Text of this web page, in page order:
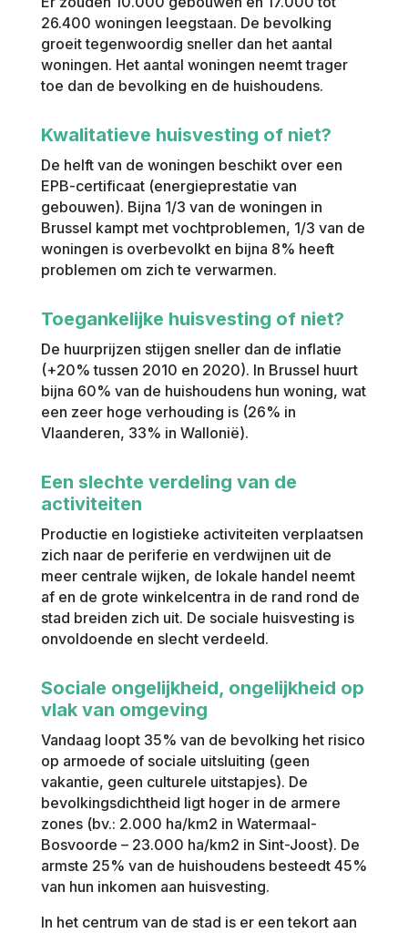
26.400 woningen leegstaan. De bevolking
groeit tegenwoordig sneller dan het aantal
woningen. Het aantal woningen neemt trager
toe dan de bevolking en de huishoudens.
Kwalitatieve huisvesting of niet?
De helft van de woningen beschikt over een
EPB-certificaat (energieprestatie van
gebouwen). Bijna 1/3 van de woningen in
Brussel kampt met vochtproblemen, 1/3 van de
woningen is overbevolkt en bijna 8% heeft
problemen om zich te verwarmen.
Toegankelijke huisvesting of niet?
De huurprijzen stijgen sneller dan de inflatie
(+20% tussen 2010 en 2020). In Brussel huurt
bijna 60% van de huishoudens hun woning, wat
een zeer hoge verhouding is (26% in
Vlaanderen, 33% in Wallonië).
Een slechte verdeling van de
activiteiten
Productie en logistieke activiteiten verplaatsen
zich naar de periferie en verdwijnen uit de
meer centrale wijken, de lokale handel neemt
af en de grote winkelcentra in de rand rond de
stad breiden zich uit. De sociale huisvesting is
onvoldoende en slecht verdeeld.
Sociale ongelijkheid, ongelijkheid op
vlak van omgeving
Vandaag loopt 35% van de bevolking het risico
op armoede of sociale uitsluiting (geen
vakantie, geen culturele uitstapjes). De
bevolkingsdichtheid ligt hoger in de armere
zones (bv.: 2.000 ha/km2 in Watermaal-
Bosvoorde – 23.000 ha/km2 in Sint-Joost). De
armste 25% van de huishoudens besteedt 45%
van hun inkomen aan huisvesting.
In het centrum van de stad is er een tekort aan